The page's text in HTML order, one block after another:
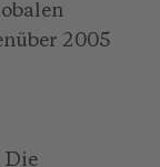
2005
Die